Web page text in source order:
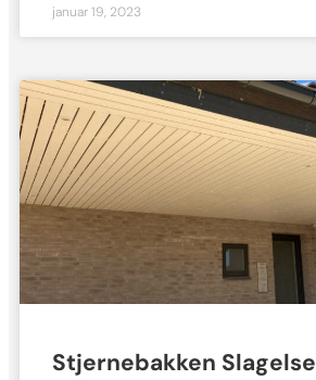
januar 19, 2023
Stjernebakken Slagelse